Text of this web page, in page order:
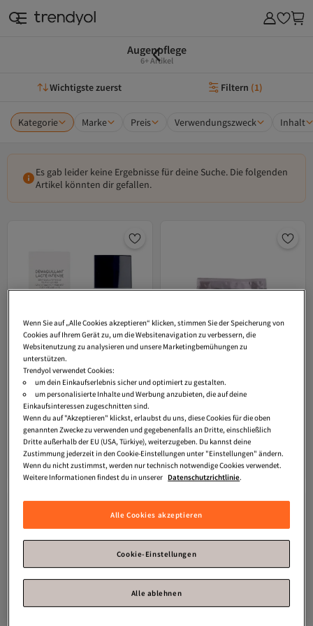
Augenpflege
6+ Artikel
Wichtigste zuerst Filtern (1)
Kategorie Marke Preis Verwendungszweck Inhalt
Es gab leider keine Ergebnisse für deine Suche. Die folgenden
Artikel könnten dir gefallen.
ChanelIntensiver Milch-make-up-
entferner Für Augen Und Lippen, 100
ml
Versand Kostenlos
Gratis Versand
Versand Kostenlos
50,59€
In den Warenkorb
Contorno De Ojos
Versand Kostenlos
Gratis Versand
Versand Kostenlos
101,17€
In den Warenkorb
Wenn Sie auf „Alle Cookies akzeptieren“ klicken, stimmen Sie der Speicherung von
Cookies auf Ihrem Gerät zu, um die Websitenavigation zu verbessern, die
Websitenutzung zu analysieren und unsere Marketingbemühungen zu
unterstützen.
Trendyol verwendet Cookies:
um dein Einkaufserlebnis sicher und optimiert zu gestalten.
um personalisierte Inhalte und Werbung anzubieten, die auf deine
Einkaufsinteressen zugeschnitten sind.
Wenn du auf "Akzeptieren" klickst, erlaubst du uns, diese Cookies für die oben
genannten Zwecke zu verwenden und gegebenenfalls an Dritte, einschließlich
Dritte außerhalb der EU (USA, Türkiye), weiterzugeben. Du kannst deine
Zustimmung jederzeit in den Cookie-Einstellungen unter "Einstellungen" ändern.
Wenn du nicht zustimmst, werden nur technisch notwendige Cookies verwendet.
Weitere Informationen findest du in unserer Datenschutzrichtlinie.
Alle Cookies akzeptieren
Cookie-Einstellungen
Alle ablehnen